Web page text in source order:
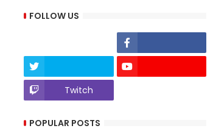
FOLLOW US
Twitch
POPULAR POSTS